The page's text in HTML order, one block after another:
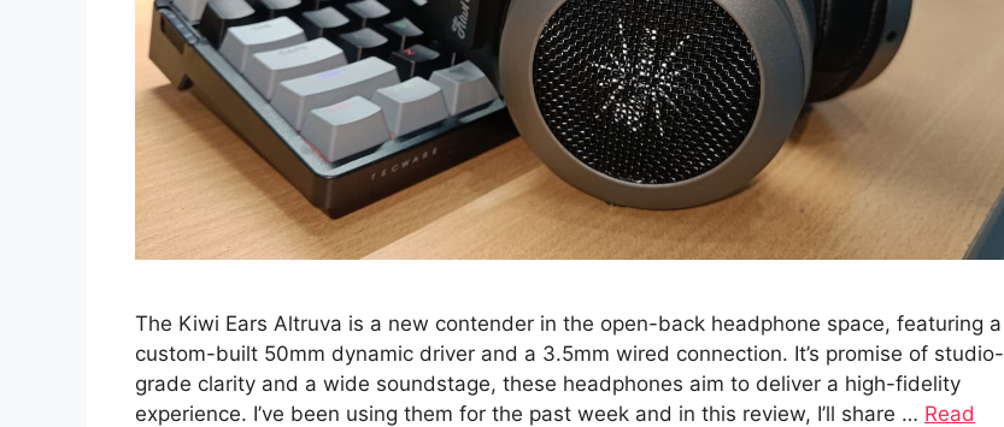
The Kiwi Ears Altruva is a new contender in the open-back headphone space, featuring a
custom-built 50mm dynamic driver and a 3.5mm wired connection. It’s promise of studio-
grade clarity and a wide soundstage, these headphones aim to deliver a high-fidelity
experience. I’ve been using them for the past week and in this review, I’ll share … Read